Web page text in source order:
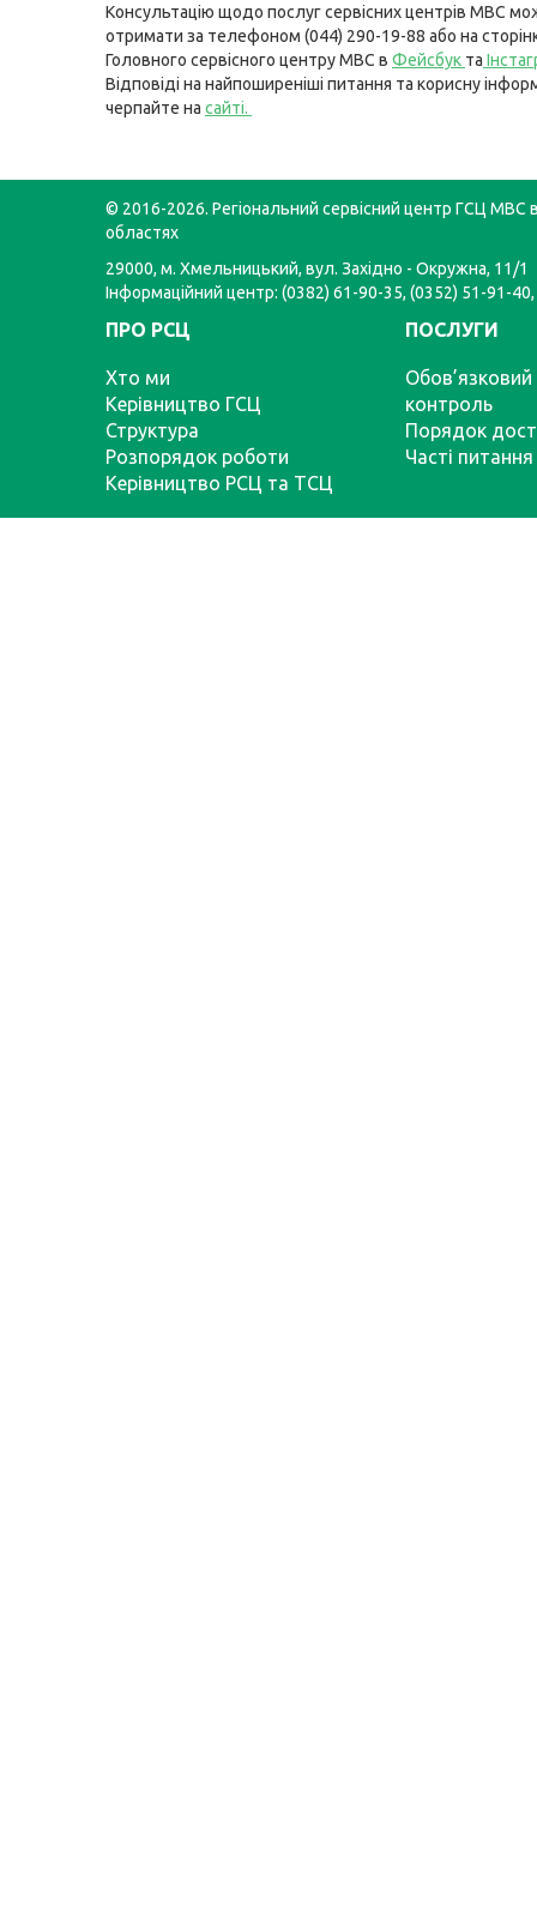
Консультацію щодо послуг сервісних центрів МВС
отримати за телефоном (044) 290-19-88 або на
Головного сервісного центру МВС в Фейсбук та
Відповіді на найпоширеніші питання та корисну
черпайте на сайті.
© 2016-2026. Регіональний сервісний центр ГСЦ МВС
областях
29000, м. Хмельницький, вул. Західно - Окружна, 11/1
Інформаційний центр: (0382) 61-90-35, (0352) 51-91-
ПРО РСЦ
Хто ми
Керівництво ГСЦ
Структура
Розпорядок роботи
Керівництво РСЦ та ТСЦ
ПОСЛУГИ
Обов’язковий
контроль
Порядок
Часті питання